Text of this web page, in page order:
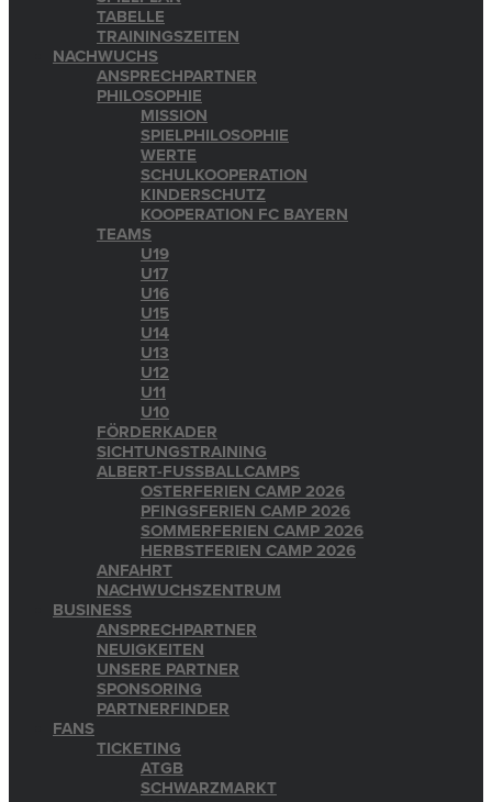
TABELLE
TRAININGSZEITEN
NACHWUCHS
ANSPRECHPARTNER
PHILOSOPHIE
MISSION
SPIELPHILOSOPHIE
WERTE
SCHULKOOPERATION
KINDERSCHUTZ
KOOPERATION FC BAYERN
TEAMS
U19
U17
U16
U15
U14
U13
U12
U11
U10
FÖRDERKADER
SICHTUNGSTRAINING
ALBERT-FUSSBALLCAMPS
OSTERFERIEN CAMP 2026
PFINGSFERIEN CAMP 2026
SOMMERFERIEN CAMP 2026
HERBSTFERIEN CAMP 2026
ANFAHRT
NACHWUCHSZENTRUM
BUSINESS
ANSPRECHPARTNER
NEUIGKEITEN
UNSERE PARTNER
SPONSORING
PARTNERFINDER
FANS
TICKETING
ATGB
SCHWARZMARKT